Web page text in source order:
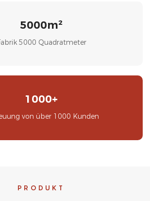
5000m²
5000 Quadratmeter
1000+
von über 1000 Kunden
PRODUKT